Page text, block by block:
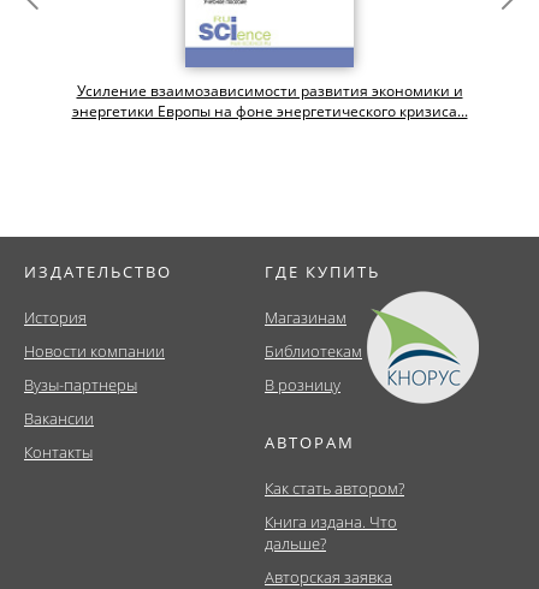
Усиление взаимозависимости развития экономики и
энергетики Европы на фоне энергетического кризиса...
ИЗДАТЕЛЬСТВО
История
Новости компании
Вузы-партнеры
Вакансии
Контакты
ГДЕ КУПИТЬ
Магазинам
Библиотекам
В розницу
АВТОРАМ
Как стать автором?
Книга издана. Что
дальше?
Авторская заявка